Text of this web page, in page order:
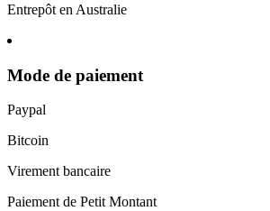
Entrepôt en Australie
Mode de paiement
Paypal
Bitcoin
Virement bancaire
Paiement de Petit Montant